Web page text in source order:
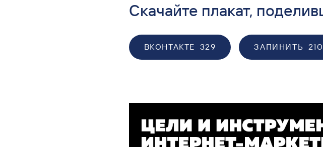
Скачайте плакат,
ВКОНТАКТЕ 329 ЗАПИНИТЬ